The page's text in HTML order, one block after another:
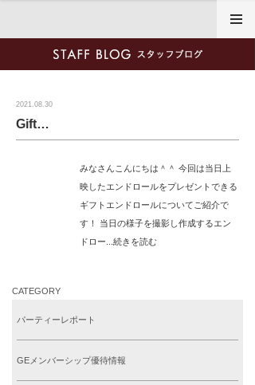
2021.08.30
Gift…
みなさんこんにちは＾＾ 今回は当日上
映したエンドロールをプレゼントできる
ギフトエンドロールについてご紹介で
す！ 当日の様子を撮影し作成するエン
ドロー...続きを読む
CATEGORY
パーティーレポート
GEメンバーシップ優待情報